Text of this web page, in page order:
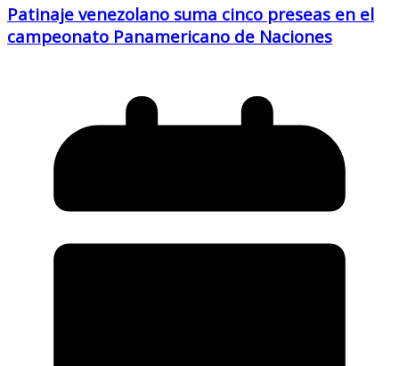
Patinaje venezolano suma cinco preseas en el
campeonato Panamericano de Naciones